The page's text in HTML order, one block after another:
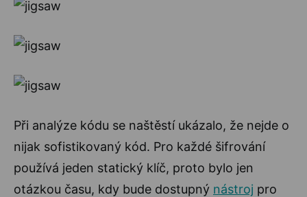
Při analýze kódu se naštěstí ukázalo, že nejde o
nijak sofistikovaný kód. Pro každé šifrování
používá jeden statický klíč, proto bylo jen
otázkou času, kdy bude dostupný nástroj pro